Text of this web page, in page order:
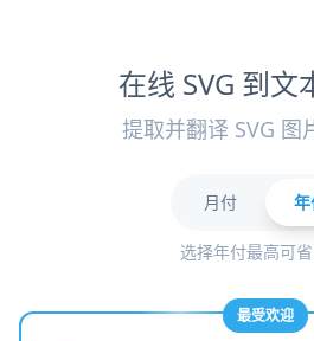
在线 SVG 到文
提取并翻译 SVG 图
月付
选择年付最高可
最受欢迎